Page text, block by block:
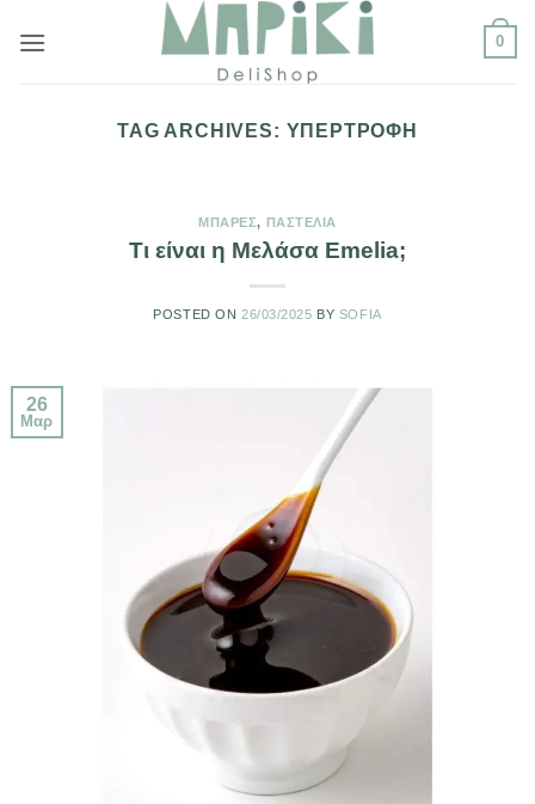
στο
0
TAG ARCHIVES: ΥΠΕΡΤΡΟΦΉ
ΜΠΆΡΕΣ, ΠΑΣΤΈΛΙΑ
Τι είναι η Μελάσα Emelia;
POSTED ON 26/03/2025 BY SOFIA
26
Μαρ